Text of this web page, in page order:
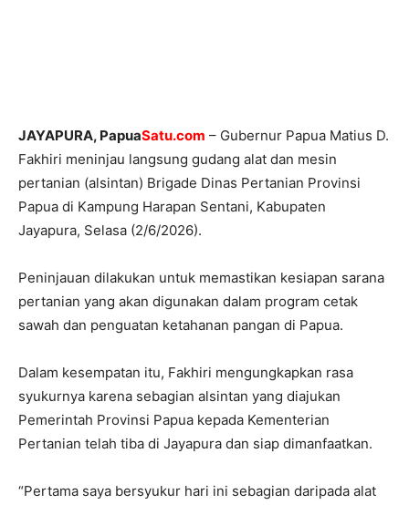
JAYAPURA, PapuaSatu.com – Gubernur Papua Matius D.
Fakhiri meninjau langsung gudang alat dan mesin
pertanian (alsintan) Brigade Dinas Pertanian Provinsi
Papua di Kampung Harapan Sentani, Kabupaten
Jayapura, Selasa (2/6/2026).
Peninjauan dilakukan untuk memastikan kesiapan sarana
pertanian yang akan digunakan dalam program cetak
sawah dan penguatan ketahanan pangan di Papua.
Dalam kesempatan itu, Fakhiri mengungkapkan rasa
syukurnya karena sebagian alsintan yang diajukan
Pemerintah Provinsi Papua kepada Kementerian
Pertanian telah tiba di Jayapura dan siap dimanfaatkan.
“Pertama saya bersyukur hari ini sebagian daripada alat